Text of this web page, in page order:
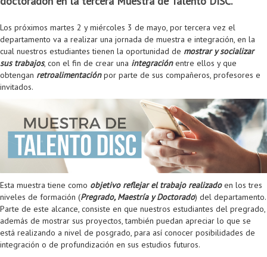
Los próximos martes 2 y miércoles 3 de mayo, por tercera vez el
departamento va a realizar una jornada de muestra e integración, en la
cual nuestros estudiantes tienen la oportunidad de mostrar y socializar
sus trabajos, con el fin de crear una integración entre ellos y que
obtengan retroalimentación por parte de sus compañeros, profesores e
invitados.
Esta muestra tiene como objetivo reflejar el trabajo realizadoen los tres
niveles de formación (Pregrado, Maestría y Doctorado) del departamento.
Parte de este alcance, consiste en que nuestros estudiantes del pregrado,
además de mostrar sus proyectos, también puedan apreciar lo que se
está realizando a nivel de posgrado, para así conocer posibilidades de
integración o de profundización en sus estudios futuros.
Convocatoria IA
Información general
Opciones académicas
TI en las Organizaciones
Computación Visual
Matemática computacional
Profesores
Acreditaciones
Cursos electivos
Electivas reguladas
Electivas profesionales
Electivas profesionales en otros departamentos
Oferta de cursos periodo intersemestral
Procesos administrativos
Doble programa
Doble titulación
Examen Saber Pro
Intercambios académicos
Práctica académica
Ofertas
Práctica social
Reingreso
Reintegro
Retiro Voluntario
Trasnferencia Interna
Intercambio Is-Link
Bienestar institucional
Oferta de cursos
Maestría en Arquitectura de Tecnologías de Información
(MATI)
Maestría en Biología Computacional (MBC)
Maestría en Tecnologías de Información para el Negocio
(MBIT)
Maestría en Seguridad de la Información (MESI)
Maestría en Ingeniería de Información (MINE)
Maestría en Ingeniería de Sistemas y Computación (MISIS)
Maestría en Ingeniería de Software (MISO)
Escuela Internacional de Verano
Asistentes Postdoctorales
Profesores Adjuntos
Coordinadores generales
Coordinadores de programa
Gestores
Personal de apoyo
Personal de laboratorios
Emprendedores e Innovadores
Autónomos
Laboratorio de Arquitecturas Empresariales
Laboratorio de Conectividad y Redes
Laboratorio de Computación Móvil
Laboratorio de Informática Forense
Laboratorio de Ingeniería de Información - Códice
Laboratorios de Propósito General
Laboratorios de Seguridad de la Información
Sala de Video Juegos
Protocolo de bioseguridad